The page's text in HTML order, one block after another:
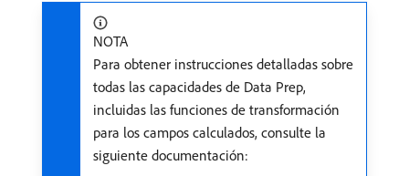
NOTA
Para obtener instrucciones detalladas sobre
todas las capacidades de Data Prep,
incluidas las funciones de transformación
para los campos calculados, consulte la
siguiente documentación: